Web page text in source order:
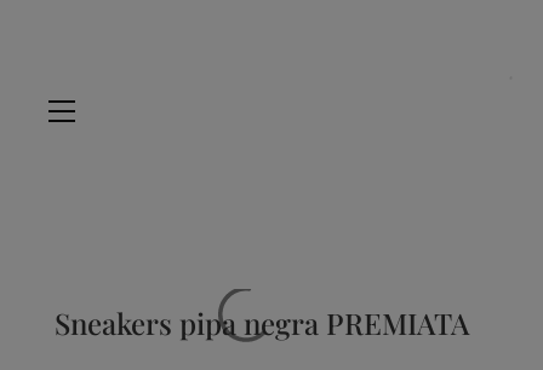
Sneakers pipa negra PREMIATA